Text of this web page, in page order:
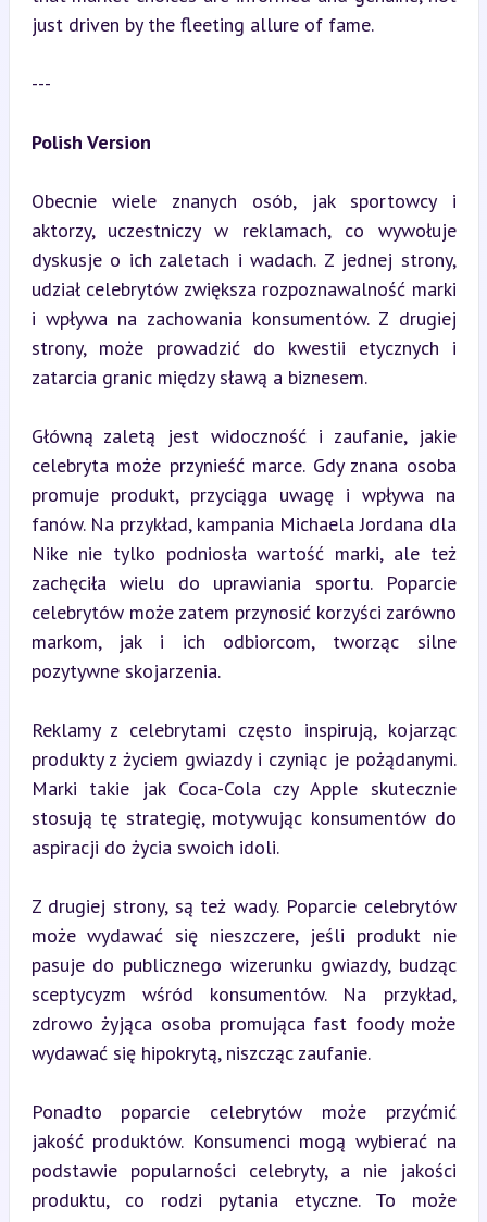
just driven by the fleeting allure of fame.
---
Polish Version
Obecnie wiele znanych osób, jak sportowcy i
aktorzy, uczestniczy w reklamach, co wywołuje
dyskusje o ich zaletach i wadach. Z jednej strony,
udział celebrytów zwiększa rozpoznawalność marki
i wpływa na zachowania konsumentów. Z drugiej
strony, może prowadzić do kwestii etycznych i
zatarcia granic między sławą a biznesem.
Główną zaletą jest widoczność i zaufanie, jakie
celebryta może przynieść marce. Gdy znana osoba
promuje produkt, przyciąga uwagę i wpływa na
fanów. Na przykład, kampania Michaela Jordana dla
Nike nie tylko podniosła wartość marki, ale też
zachęciła wielu do uprawiania sportu. Poparcie
celebrytów może zatem przynosić korzyści zarówno
markom, jak i ich odbiorcom, tworząc silne
pozytywne skojarzenia.
Reklamy z celebrytami często inspirują, kojarząc
produkty z życiem gwiazdy i czyniąc je pożądanymi.
Marki takie jak Coca-Cola czy Apple skutecznie
stosują tę strategię, motywując konsumentów do
aspiracji do życia swoich idoli.
Z drugiej strony, są też wady. Poparcie celebrytów
może wydawać się nieszczere, jeśli produkt nie
pasuje do publicznego wizerunku gwiazdy, budząc
sceptycyzm wśród konsumentów. Na przykład,
zdrowo żyjąca osoba promująca fast foody może
wydawać się hipokrytą, niszcząc zaufanie.
Ponadto poparcie celebrytów może przyćmić
jakość produktów. Konsumenci mogą wybierać na
podstawie popularności celebryty, a nie jakości
produktu, co rodzi pytania etyczne. To może